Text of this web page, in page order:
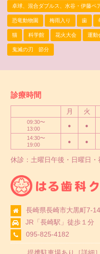
卓球、混合ダブルス、水谷・伊藤ペ
恐竜動物園 梅雨入り 歯
猫 科学館 花火大会 運動
鬼滅の刃 節分
診療時間
月 火
09:30〜
13:00
● ●
14:30〜
19:00
● ●
休診：土曜日午後・日曜日・
長崎県長崎市大黒町7-
JR「長崎駅」徒歩１分
095-825-4182
提携駐車場あり［詳細］